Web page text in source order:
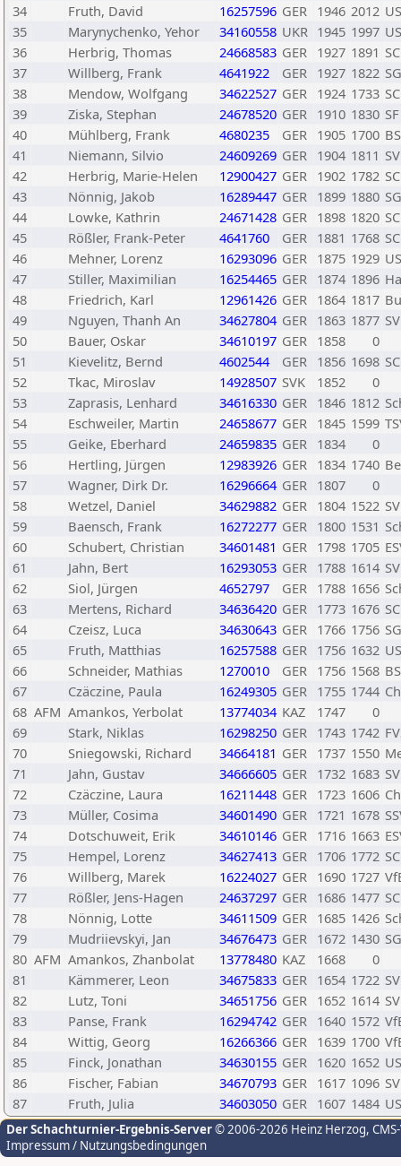
34
Fruth, David 16257596 GER 1946 2012
35
Marynychenko, Yehor 34160558 UKR 1945 1997
36
Herbrig, Thomas 24668583 GER 1927 1891
37
Willberg, Frank 4641922 GER 1927 1822
38
Mendow, Wolfgang 34622527 GER 1924 1733
39
Ziska, Stephan 24678520 GER 1910 1830
40
Mühlberg, Frank 4680235 GER 1905 1700
41
Niemann, Silvio 24609269 GER 1904 1811
42
Herbrig, Marie-Helen 12900427 GER 1902 1782
43
Nönnig, Jakob 16289447 GER 1899 1880
44
Lowke, Kathrin 24671428 GER 1898 1820
45
Rößler, Frank-Peter 4641760 GER 1881 1768
46
Mehner, Lorenz 16293096 GER 1875 1929
47
Stiller, Maximilian 16254465 GER 1874 1896
48
Friedrich, Karl 12961426 GER 1864 1817
49
Nguyen, Thanh An 34627804 GER 1863 1877
50
Bauer, Oskar 34610197 GER 1858
0
51
Kievelitz, Bernd 4602544 GER 1856 1698
52
Tkac, Miroslav 14928507 SVK 1852
0
53
Zaprasis, Lenhard 34616330 GER 1846 1812
54
Eschweiler, Martin 24658677 GER 1845 1599
55
Geike, Eberhard 24659835 GER 1834
0
56
Hertling, Jürgen 12983926 GER 1834 1740
57
Wagner, Dirk Dr. 16296664 GER 1807
0
58
Wetzel, Daniel 34629882 GER 1804 1522
59
Baensch, Frank 16272277 GER 1800 1531
60
Schubert, Christian 34601481 GER 1798 1705
61
Jahn, Bert 16293053 GER 1788 1614
62
Siol, Jürgen 4652797 GER 1788 1656
63
Mertens, Richard 34636420 GER 1773 1676
64
Czeisz, Luca 34630643 GER 1766 1756
65
Fruth, Matthias 16257588 GER 1756 1632
66
Schneider, Mathias 1270010 GER 1756 1568
67
Czäczine, Paula 16249305 GER 1755 1744
68 AFM Amankos, Yerbolat 13774034 KAZ 1747
0
69
Stark, Niklas 16298250 GER 1743 1742
70
Sniegowski, Richard 34664181 GER 1737 1550
71
Jahn, Gustav 34666605 GER 1732 1683
72
Czäczine, Laura 16211448 GER 1723 1606
73
Müller, Cosima 34601490 GER 1721 1678
74
Dotschuweit, Erik 34610146 GER 1716 1663
75
Hempel, Lorenz 34627413 GER 1706 1772
76
Willberg, Marek 16224027 GER 1690 1727
77
Rößler, Jens-Hagen 24637297 GER 1686 1477
78
Nönnig, Lotte 34611509 GER 1685 1426
79
Mudriievskyi, Jan 34676473 GER 1672 1430
80 AFM Amankos, Zhanbolat 13778480 KAZ 1668
0
81
Kämmerer, Leon 34675833 GER 1654 1722
82
Lutz, Toni 34651756 GER 1652 1614
83
Panse, Frank 16294742 GER 1640 1572
84
Wittig, Georg 16266366 GER 1639 1700
85
Finck, Jonathan 34630155 GER 1620 1652
86
Fischer, Fabian 34670793 GER 1617 1096
87
Fruth, Julia 34603050 GER 1607 1484
Der Schachturnier-Ergebnis-Server© 2006-2026 Heinz Herzog,
Impressum / Nutzungsbedingungen